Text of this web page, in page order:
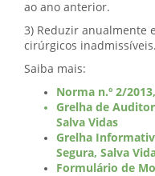
ao ano anterior.
3) Reduzir anualmente
cirúrgicos inadmissíveis.
Saiba mais:
Norma n.º 2/
Grelha de
Salva Vidas
Grelha
Segura, Salva
Formulário de